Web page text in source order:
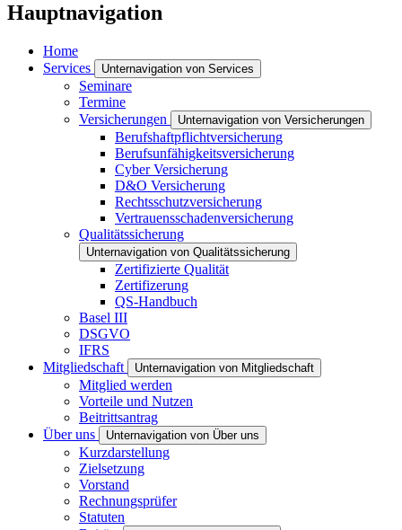
Hauptnavigation
Home
Services
Unternavigation von Services
Seminare
Termine
Versicherungen
Unternavigation von Versicherungen
Berufshaftpflichtversicherung
Berufsunfähigkeitsversicherung
Cyber Versicherung
D&O Versicherung
Rechtsschutzversicherung
Vertrauensschadenversicherung
Qualitätssicherung
Unternavigation von Qualitätssicherung
Zertifizierte Qualität
Zertifizerung
QS-Handbuch
Basel III
DSGVO
IFRS
Mitgliedschaft
Unternavigation von Mitgliedschaft
Mitglied werden
Vorteile und Nutzen
Beitrittsantrag
Über uns
Unternavigation von Über uns
Kurzdarstellung
Zielsetzung
Vorstand
Rechnungsprüfer
Statuten